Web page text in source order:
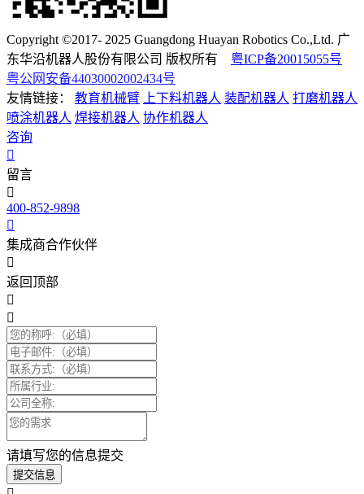
Copyright ©2017- 2025 Guangdong Huayan Robotics Co.,Ltd. 广
东华沿机器人股份有限公司 版权所有 粤ICP备20015055号
粤公网安备44030002002434号
友情链接：
教育机械臂 上下料机器人 装配机器人 打磨机器人
喷涂机器人 焊接机器人 协作机器人
咨询
留言
400-852-9898
集成商合作伙伴
返回顶部
请填写您的信息提交
提交信息